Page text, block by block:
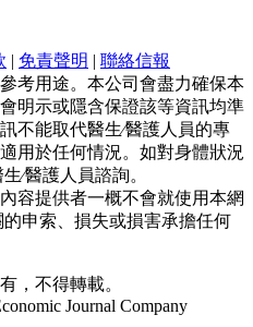
| 免責聲明 | 聯絡信報
考用途。本公司會盡力確保本
明示或隱含保證該等資訊均準
不能取代醫生∕醫護人員的專
用於任何情況。如對身體狀況
∕醫護人員諮詢。
容提供者一概不會就使用本網
申索、損失或損害承擔任何
，不得轉載。
Journal Company